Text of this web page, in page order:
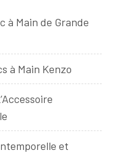
à Main de Grande
à Main Kenzo
et